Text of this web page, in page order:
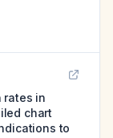
rates in
chart
to